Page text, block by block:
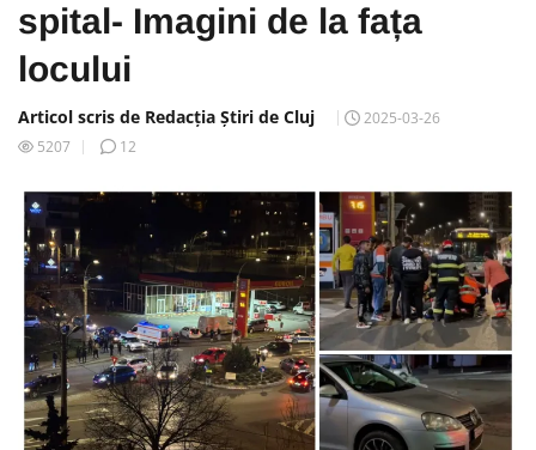
spital- Imagini de la fața
locului
Articol scris de Redacția Știri de Cluj
2025-03-26
5207
12